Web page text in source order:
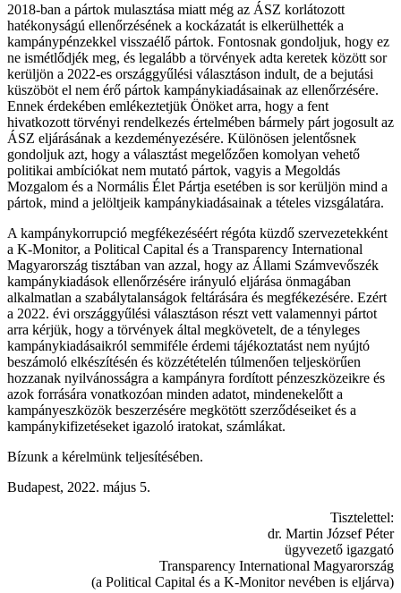
2018-ban a pártok mulasztása miatt még az ÁSZ korlátozott
hatékonyságú ellenőrzésének a kockázatát is elkerülhették a
kampánypénzekkel visszaélő pártok. Fontosnak gondoljuk, hogy ez
ne ismétlődjék meg, és legalább a törvények adta keretek között sor
kerüljön a 2022-es országgyűlési választáson indult, de a bejutási
küszöböt el nem érő pártok kampánykiadásainak az ellenőrzésére.
Ennek érdekében emlékeztetjük Önöket arra, hogy a fent
hivatkozott törvényi rendelkezés értelmében bármely párt jogosult az
ÁSZ eljárásának a kezdeményezésére. Különösen jelentősnek
gondoljuk azt, hogy a választást megelőzően komolyan vehető
politikai ambíciókat nem mutató pártok, vagyis a Megoldás
Mozgalom és a Normális Élet Pártja esetében is sor kerüljön mind a
pártok, mind a jelöltjeik kampánykiadásainak a tételes vizsgálatára.
A kampánykorrupció megfékezéséért régóta küzdő szervezetekként
a K-Monitor, a Political Capital és a Transparency International
Magyarország tisztában van azzal, hogy az Állami Számvevőszék
kampánykiadások ellenőrzésére irányuló eljárása önmagában
alkalmatlan a szabálytalanságok feltárására és megfékezésére. Ezért
a 2022. évi országgyűlési választáson részt vett valamennyi pártot
arra kérjük, hogy a törvények által megkövetelt, de a tényleges
kampánykiadásaikról semmiféle érdemi tájékoztatást nem nyújtó
beszámoló elkészítésén és közzétételén túlmenően teljeskörűen
hozzanak nyilvánosságra a kampányra fordított pénzeszközeikre és
azok forrására vonatkozóan minden adatot, mindenekelőtt a
kampányeszközök beszerzésére megkötött szerződéseiket és a
kampánykifizetéseket igazoló iratokat, számlákat.
Bízunk a kérelmünk teljesítésében.
Budapest, 2022. május 5.
Tisztelettel:
dr. Martin József Péter
ügyvezető igazgató
Transparency International Magyarország
(a Political Capital és a K-Monitor nevében is eljárva)